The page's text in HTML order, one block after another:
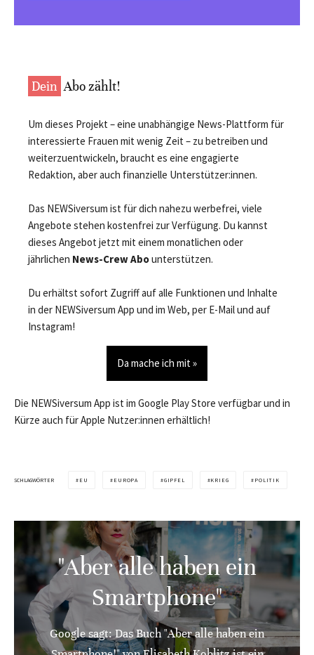
Dein Abo zählt!
Um dieses Projekt – eine unabhängige News-Plattform für
interessierte Frauen mit wenig Zeit – zu betreiben und
weiterzuentwickeln, braucht es eine engagierte
Redaktion, aber auch finanzielle Unterstützer:innen.
Das NEWSiversum ist für dich nahezu werbefrei, viele
Angebote stehen kostenfrei zur Verfügung. Du kannst
dieses Angebot jetzt mit einem monatlichen oder
jährlichen News-Crew Abounterstützen.
Du erhältst sofort Zugriff auf alle Funktionen und Inhalte
in der NEWSiversum App und im Web, per E-Mail und auf
Instagram!
Da mache ich mit »
Die NEWSiversum App ist im Google Play Store verfügbar und in
Kürze auch für Apple Nutzer:innen erhältlich!
SCHLAGWÖRTER EU EUROPA GIPFEL KRIEG POLITIK
"Aber alle haben ein
Smartphone"
Google sagt: Das Buch "Aber alle haben ein